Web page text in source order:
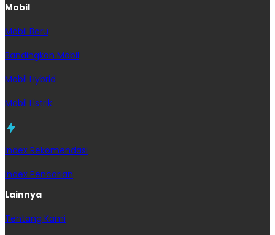
Mobil
Mobil Baru
Bandingkan Mobil
Mobil Hybrid
Mobil Listrik
Index Rekomendasi
Index Pencarian
Lainnya
Tentang Kami